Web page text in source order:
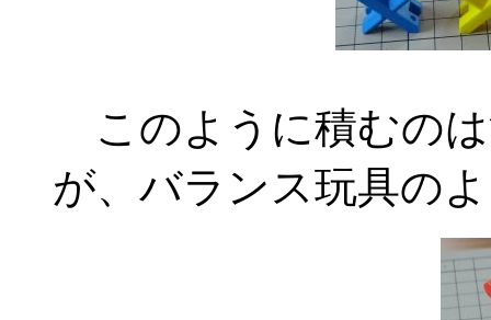
このように積むの
が、バランス玩具の